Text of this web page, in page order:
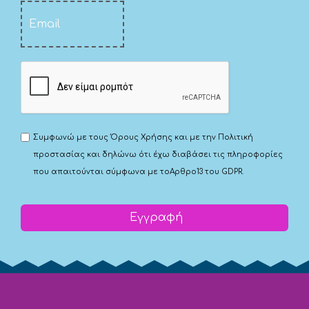
Συμφωνώ με τουςΌρους Χρήσης και με την Πολιτική
προστασίας και δηλώνω ότι έχω διαβάσει τις πληροφορίες
που απαιτούνται σύμφωνα με τοΑρθρο13 του GDPR.
Εγγραφή